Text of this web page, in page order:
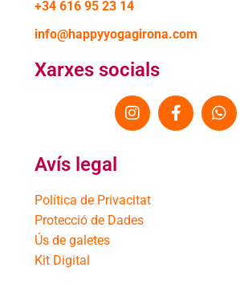
+34 616 95 23 14
info@happyyogagirona.com
Xarxes socials
Avís legal
Política de Privacitat
Protecció de Dades
Ús de galetes
Kit Digital